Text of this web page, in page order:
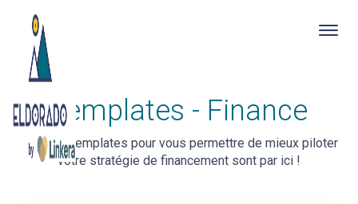
main
content
Templates - Finance
Tous les templates pour vous permettre de mieux piloter
votre stratégie de financement sont par ici !